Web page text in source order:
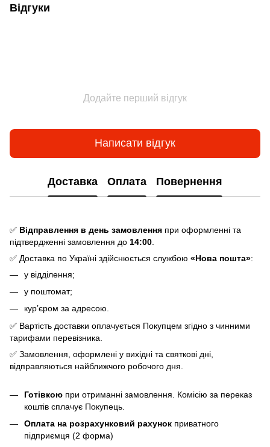
Відгуки
Додайте перший відгук
Написати відгук
Доставка Оплата Повернення
✅ Відправлення в день замовлення при оформленні та
підтвердженні замовлення до 14:00
✅ Доставка по Україні здійснюється службою «Нова пошта»:
у відділення;
у поштомат;
кур’єром за адресою.
✅ Вартість доставки оплачується Покупцем згідно з чинними
тарифами перевізника.
✅ Замовлення, оформлені у вихідні та святкові дні,
відправляються найближчого робочого дня.
Готівкою при отриманні замовлення. Комісію за переказ
коштів сплачує Покупець.
Оплата на розрахунковий рахунок приватного
підприємця (2 форма)